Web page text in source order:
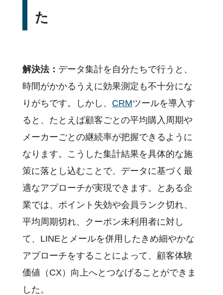
た
解決法： データ集計を自分たちで行うと、
時間がかかるうえに効果測定も不十分にな
りがちです。しかし、 CRMツールを導入す
ると、たとえば顧客ごとの平均購入周期や
メーカーごとの継続率が把握できるように
なります。こうした集計結果を具体的な施
策に落とし込むことで、データに基づく最
適なアプローチが実現できます。とある企
業では、ポイント失効や会員ランク切れ、
平均周期切れ、クーポン未利用者に対し
て、LINEとメールを併用したきめ細やかな
アプローチをすることによって、顧客体験
価値（CX）向上へとつなげることができま
した。